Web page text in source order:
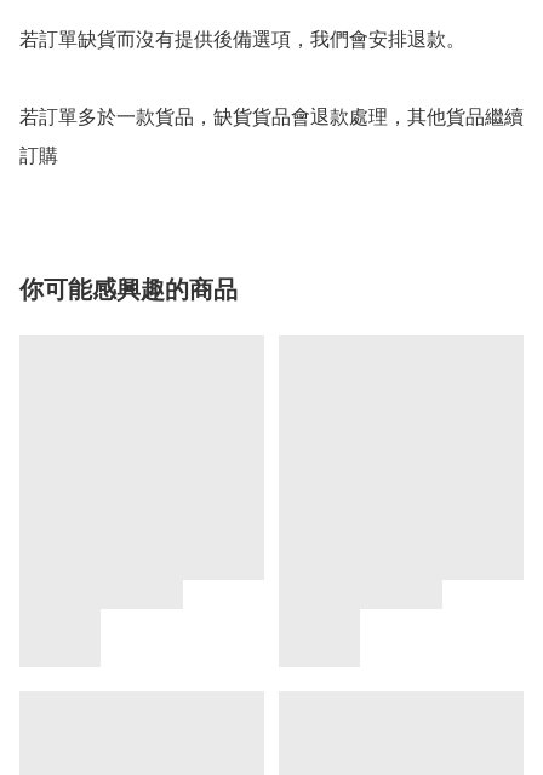
若訂單缺貨而沒有提供後備選項，我們會安排退款。
若訂單多於一款貨品，缺貨貨品會退款處理，其他貨品繼續
你可能感興趣的商品